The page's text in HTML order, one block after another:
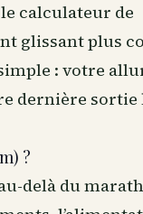
calculateur de
glissant plus
: votre
dernière sortie
?
delà du